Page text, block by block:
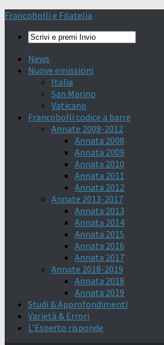
Francobolli e Filatelia
News
Nuove emissioni
Italia
San Marino
Vaticano
Francobolli codice a barre
Annate 2008-2012
Annata 2008
Annata 2009
Annata 2010
Annata 2011
Annata 2012
Annate 2013-2017
Annata 2013
Annata 2014
Annata 2015
Annata 2016
Annata 2017
Annate 2018-2019
Annata 2018
Annata 2019
Studi & Approfondimenti
Varietà & Errori
L’Esperto risponde